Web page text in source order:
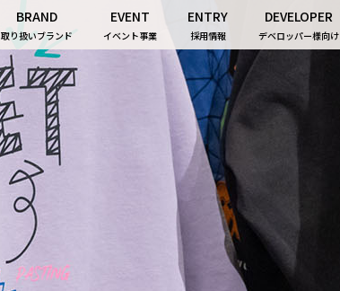
BRAND
取り扱いブランド
EVENT
イベント事業
ENTRY
採用情報
DEVELOPER
デベロッパー様向け